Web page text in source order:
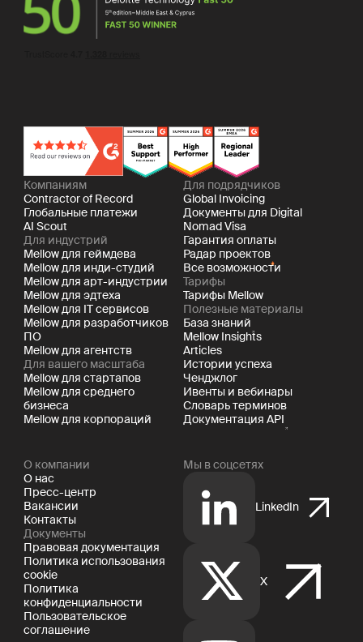
Компаниям
Contractor of Record
Глобальные платежи
AI Scout
Для индустрий
Mellow для геймдева
Mellow для инди-студий
Mellow для арт-индустрии
Mellow для эдтеха
Mellow для IT сервисов
Mellow для разработчиков
ПО
Mellow для агентств
Для вашего масштаба
Mellow для стартапов
Mellow для среднего
бизнеса
Mellow для корпораций
Для подрядчиков
Global Invoicing
Документы для Digital
Nomad Visa
Гарантия оплаты
Радар проектов
Все возможности
Тарифы
Тарифы Mellow
Полезные материалы
База знаний
Mellow Insights
Articles
Истории успеха
Ченджлог
Ивенты и вебинары
Словарь терминов
Документация API
О компании
О нас
Пресс-центр
Вакансии
Контакты
Документы
Правовая документация
Политика использования
cookie
Политика
конфиденциальности
Пользовательское
соглашение
Мы в соцсетях
LinkedIn
X